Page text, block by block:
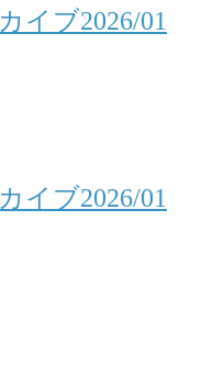
イブ2026/01
イブ2026/01